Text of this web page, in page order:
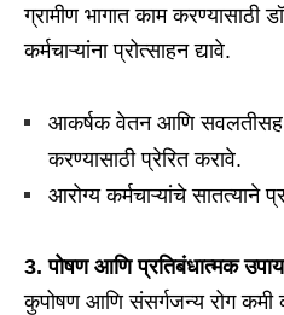
ग्रामीण भागात काम करण्यासाठी
कर्मचाऱ्यांना प्रोत्साहन द्यावे.
आकर्षक वेतन आणि सवलतीसह
करण्यासाठी प्रेरित करावे.
आरोग्य कर्मचाऱ्यांचे
3.पोषण आणि प्रतिबंधात्मक
कुपोषण आणि संसर्गजन्य रोग कमी